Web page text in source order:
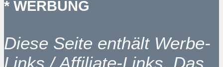
* WERBUNG
Diese Seite enthält Werbe-
Links / Affiliate-Links. Das